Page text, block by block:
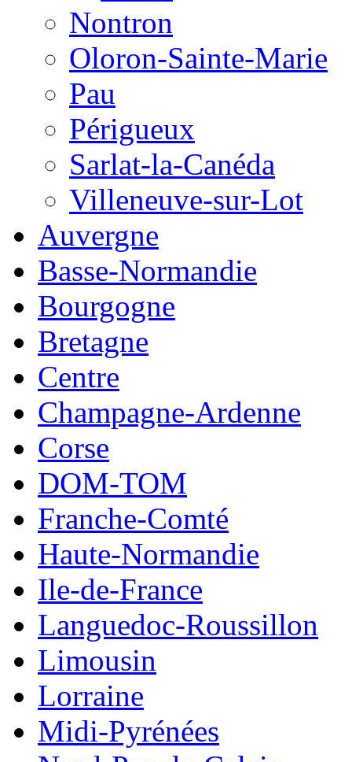
Nontron
Oloron-Sainte-Marie
Pau
Périgueux
Sarlat-la-Canéda
Villeneuve-sur-Lot
Auvergne
Basse-Normandie
Bourgogne
Bretagne
Centre
Champagne-Ardenne
Corse
DOM-TOM
Franche-Comté
Haute-Normandie
Ile-de-France
Languedoc-Roussillon
Limousin
Lorraine
Midi-Pyrénées